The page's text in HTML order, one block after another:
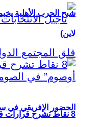
الحضور الإفريقي في
شبح الحرب الأهلية
لاين)
8 نقاط تشرح قرارات